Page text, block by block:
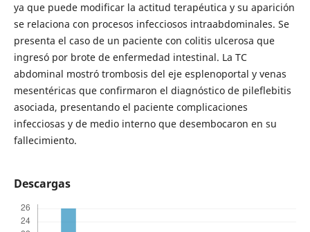
ya que puede modificar la actitud terapéutica y su aparición
se relaciona con procesos infecciosos intraabdominales. Se
presenta el caso de un paciente con colitis ulcerosa que
ingresó por brote de enfermedad intestinal. La TC
abdominal mostró trombosis del eje esplenoportal y venas
mesentéricas que confirmaron el diagnóstico de pileflebitis
asociada, presentando el paciente complicaciones
infecciosas y de medio interno que desembocaron en su
fallecimiento.
Descargas